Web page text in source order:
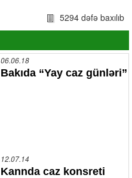
5294 dəfə baxılıb
06.06.18
Bakıda “Yay caz günləri”
12.07.14
Kannda caz konsreti